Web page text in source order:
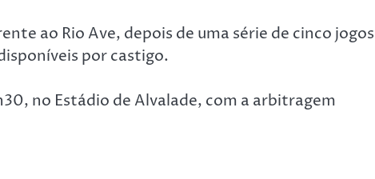
ao Rio Ave, depois de uma série de cinco jogos
por castigo.
no Estádio de Alvalade, com a arbitragem